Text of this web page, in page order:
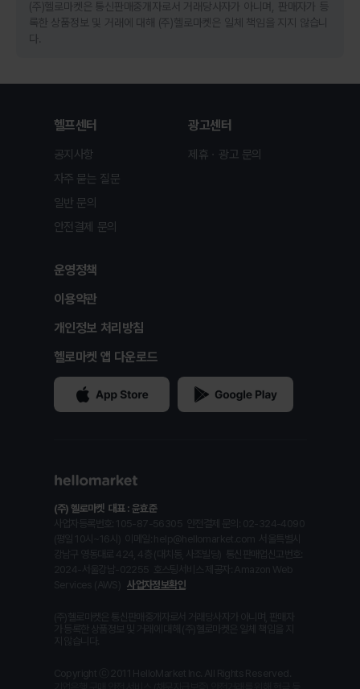
(주)헬로마켓은 통신판매중개자로서 거래당사자가 아니며, 판매자가 등
록한 상품정보 및 거래에 대해 (주)헬로마켓은 일체 책임을 지지 않습니
다.
헬프센터
공지사항
자주 묻는 질문
일반 문의
안전결제 문의
광고센터
제휴ㆍ광고 문의
운영정책
이용약관
개인정보 처리방침
헬로마켓 앱 다운로드
(주) 헬로마켓 대표 : 윤효준
사업자정보확인